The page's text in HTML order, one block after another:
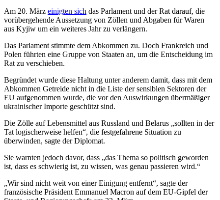
Am 20. März einigten sich das Parlament und der Rat darauf, die
vorübergehende Aussetzung von Zöllen und Abgaben für Waren
aus Kyjiw um ein weiteres Jahr zu verlängern.
Das Parlament stimmte dem Abkommen zu. Doch Frankreich und
Polen führten eine Gruppe von Staaten an, um die Entscheidung im
Rat zu verschieben.
Begründet wurde diese Haltung unter anderem damit, dass mit dem
Abkommen Getreide nicht in die Liste der sensiblen Sektoren der
EU aufgenommen wurde, die vor den Auswirkungen übermäßiger
ukrainischer Importe geschützt sind.
Die Zölle auf Lebensmittel aus Russland und Belarus „sollten in der
Tat logischerweise helfen“, die festgefahrene Situation zu
überwinden, sagte der Diplomat.
Sie warnten jedoch davor, dass „das Thema so politisch geworden
ist, dass es schwierig ist, zu wissen, was genau passieren wird.“
„Wir sind nicht weit von einer Einigung entfernt“, sagte der
französische Präsident Emmanuel Macron auf dem EU-Gipfel der